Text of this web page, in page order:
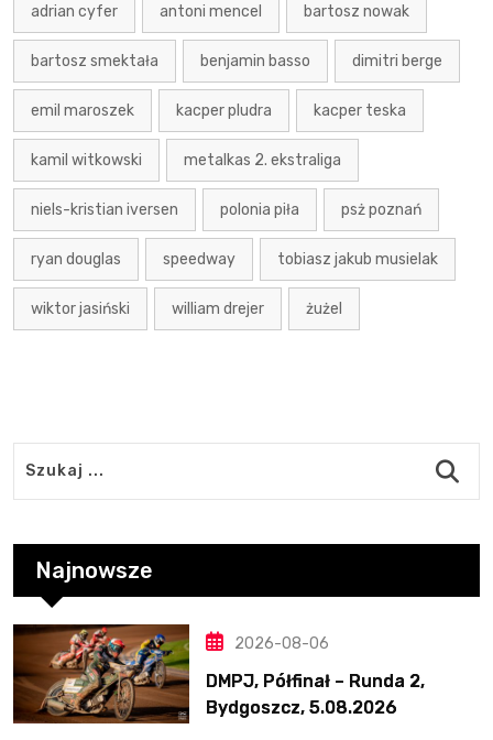
adrian cyfer antoni mencel bartosz nowak
bartosz smektała benjamin basso dimitri berge
emil maroszek kacper pludra kacper teska
kamil witkowski metalkas 2. ekstraliga
niels-kristian iversen polonia piła psż poznań
ryan douglas speedway tobiasz jakub musielak
wiktor jasiński william drejer żużel
Najnowsze
2026-08-06
DMPJ, Półfinał – Runda 2,
Bydgoszcz, 5.08.2026